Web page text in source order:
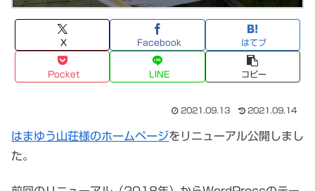
X Facebook はてブ
Pocket LINE コピー
2021.09.13 2021.09.14
はまゆう山荘様のホームページをリニューアル公開しまし
た。